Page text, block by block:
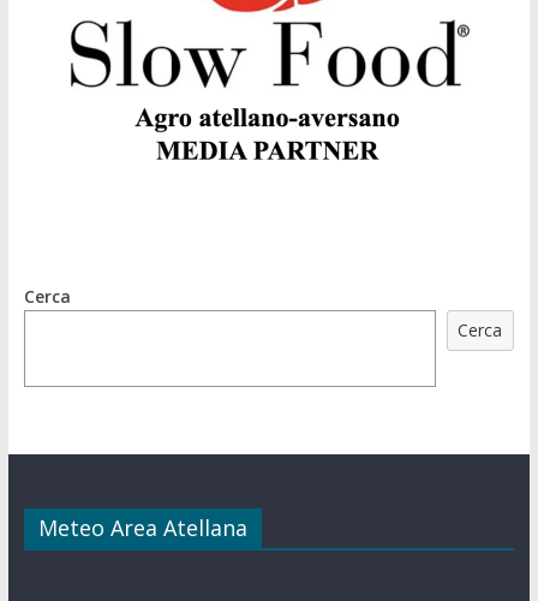
Cerca
Cerca
Meteo Area Atellana